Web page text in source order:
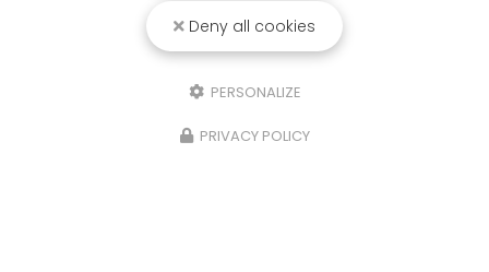
Deny all cookies
PERSONALIZE
PRIVACY POLICY